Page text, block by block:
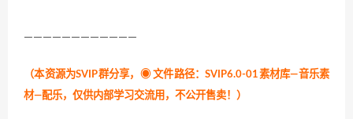
————————————
（本资源为SVIP群分享， ◉ 文件路径：SVIP6.0-01素材库—音乐素
材—配乐，仅供内部学习交流用，不公开售卖！ ）